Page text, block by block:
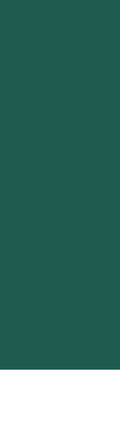
webbplats.